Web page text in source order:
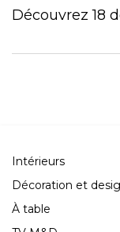
Découvrez 18
Intérieurs
Décoration et
À table